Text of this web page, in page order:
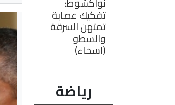
تفكيك عصابة
تمتهن السرقة
والسطو
(اسماء)
رياضة